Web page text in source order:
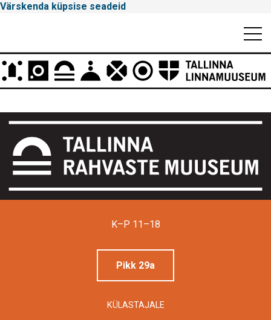
Värskenda küpsise seadeid
Peamenüü
K–P 11–18
Pikk 29a
KÜLASTAJALE